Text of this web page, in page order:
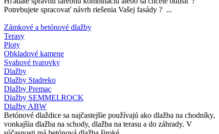
Potrebujete spracovať návrh riešenia Vašej fasády ? ...
Zámkové a betónové dlažby
Terasy
Ploty
Obkladové kamene
Svahové tvarovky
Dlažby
Dlažby Stadreko
Dlažby Premac
Dlažby SEMMELROCK
Dlažby ABW
Betónové dlaždice sa najčastejšie používajú ako dlažba na chodníky,
vonkajšia dlažba na schody, dlažba na terasu a do záhrady. V